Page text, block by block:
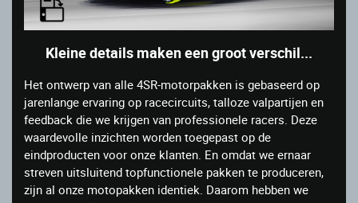
Kleine details maken een groot verschil...
Het ontwerp van alle 4SR-motorpakken is gebaseerd op
jarenlange ervaring op racecircuits, talloze valpartijen en
feedback die we krijgen van professionele racers. Deze
waardevolle inzichten worden toegepast op de
eindproducten voor onze klanten. En omdat we ernaar
streven uitsluitend topfunctionele pakken te produceren,
zijn al onze motopakken identiek. Daarom hebben we